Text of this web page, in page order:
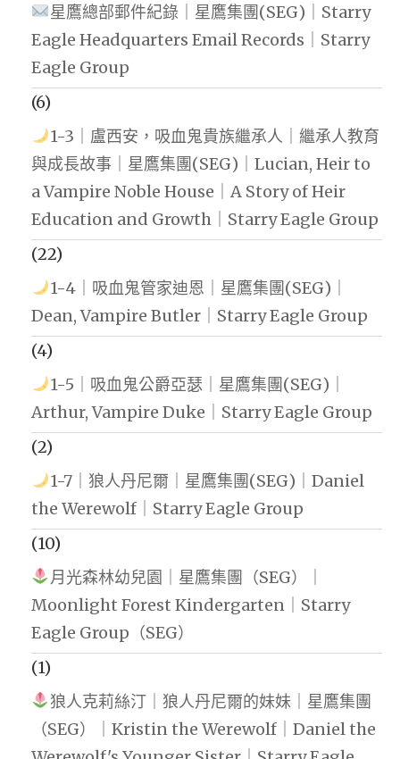
星鷹總部郵件紀錄｜星鷹集團(SEG)｜Starry
Eagle Headquarters Email Records｜Starry
Eagle Group
(6)
1-3｜盧西安，吸血鬼貴族繼承人｜繼承人教育
與成長故事｜星鷹集團(SEG)｜Lucian, Heir to
a Vampire Noble House｜A Story of Heir
Education and Growth｜Starry Eagle Group
(22)
1-4｜吸血鬼管家迪恩｜星鷹集團(SEG)｜
Dean, Vampire Butler｜Starry Eagle Group
(4)
1-5｜吸血鬼公爵亞瑟｜星鷹集團(SEG)｜
Arthur, Vampire Duke｜Starry Eagle Group
(2)
1-7｜狼人丹尼爾｜星鷹集團(SEG)｜Daniel
the Werewolf｜Starry Eagle Group
(10)
月光森林幼兒園｜星鷹集團（SEG）｜
Moonlight Forest Kindergarten｜Starry
Eagle Group（SEG）
(1)
狼人克莉絲汀｜狼人丹尼爾的妹妹｜星鷹集團
（SEG）｜Kristin the Werewolf｜Daniel the